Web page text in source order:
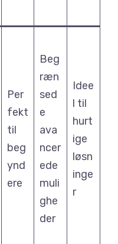
Per
fekt
til
beg
ynd
ere
Beg
ræn
sed
e
ava
ncer
ede
muli
ghe
der
Idee
l til
hurt
ige
løsn
inge
r